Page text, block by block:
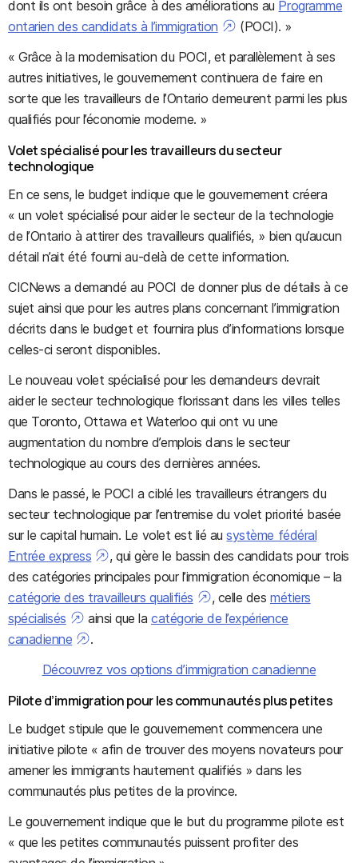
dont ils ont besoin grâce à des améliorations au Programme
ontarien des candidats à l’immigration
(POCI). »
« Grâce à la modernisation du POCI, et parallèlement à ses
autres initiatives, le gouvernement continuera de faire en
sorte que les travailleurs de l’Ontario demeurent parmi les plus
qualifiés pour l’économie moderne. »
Volet spécialisé pour les travailleurs du secteur
technologique
En ce sens, le budget indique que le gouvernement créera
« un volet spécialisé pour aider le secteur de la technologie
de l’Ontario à attirer des travailleurs qualifiés, » bien qu’aucun
détail n’ait été fourni au-delà de cette information.
CICNews a demandé au POCI de donner plus de détails à ce
sujet ainsi que pour les autres plans concernant l’immigration
décrits dans le budget et fournira plus d’informations lorsque
celles-ci seront disponibles.
Le nouveau volet spécialisé pour les demandeurs devrait
aider le secteur technologique florissant dans les villes telles
que Toronto, Ottawa et Waterloo qui ont vu une
augmentation du nombre d’emplois dans le secteur
technologique au cours des dernières années.
Dans le passé, le POCI a ciblé les travailleurs étrangers du
secteur technologique par l’entremise du volet priorité basée
sur le capital humain. Le volet est lié ausystème fédéral
Entrée express
, qui gère le bassin des candidats pour trois
des catégories principales pour l’immigration économique – la
catégorie des travailleurs qualifiés
, celle des métiers
spécialisés
ainsi que lacatégorie de l’expérience
canadienne
.
Découvrez vos options d’immigration canadienne
Pilote d’immigration pour les communautés plus petites
Le budget stipule que le gouvernement commencera une
initiative pilote « afin de trouver des moyens novateurs pour
amener les immigrants hautement qualifiés » dans les
communautés plus petites de la province.
Le gouvernement indique que le but du programme pilote est
« que les petites communautés puissent profiter des